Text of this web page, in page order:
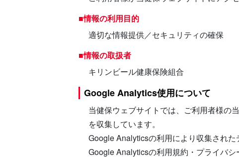
■情報の利用目的
適切な情報提供／セキュリティの確保
■情報の取扱者
キリンビール健康保険組合
Google Analytics使用について
当健保ウェブサイトでは、ご利用者様の
を収集しています。
Google Analyticsの利用により収集され
Google Analyticsの利用規約・プライバ